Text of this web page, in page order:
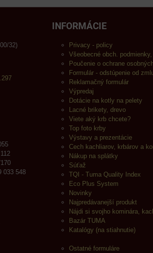
32)
548
INFORMÁCIE
Privacy - policy
Všeobecné obch.
Poučenie o ochrane
Formulár - odstúpenie od
Reklamačný formulár
Výpredaj
Dotácie na kotly na pelety
Lacné brikety, drevo
Viete aký krb chcete?
Top foto krby
Výstavy a prezentácie
Cech kachliarov, krbárov a
Nákup na splátky
Súťaž
TQI - Tuma Quality Index
Eco Plus System
Novinky
Najpredávanejší produkt
Nájdi si svojho kominára,
Bazár TUMA
Katalógy (na stiahnutie)
Ostatné formuláre